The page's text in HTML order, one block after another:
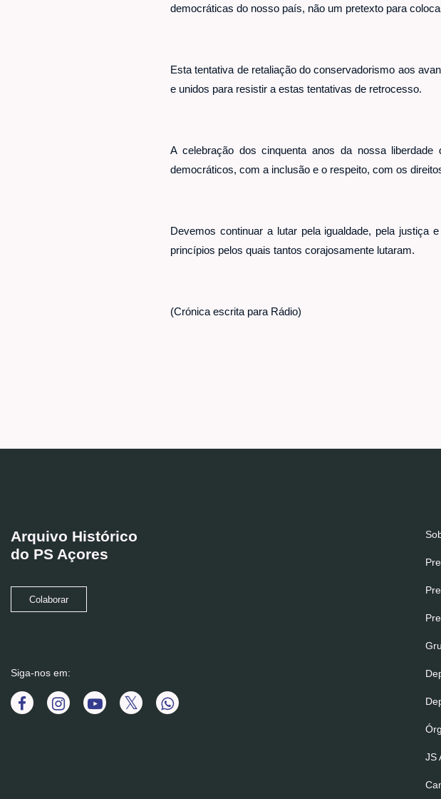
democráticas do nosso país, não um pretexto para
Esta tentativa de retaliação do conservadorismo aos
e unidos para resistir a estas tentativas de retrocesso.
A celebração dos cinquenta anos da nossa
democráticos, com a inclusão e o respeito, com os
Devemos continuar a lutar pela igualdade, pela justiça
princípios pelos quais tantos corajosamente lutaram.
(Crónica escrita para Rádio)
Arquivo Histórico
do PS Açores
Colaborar
Siga-nos em:
JS